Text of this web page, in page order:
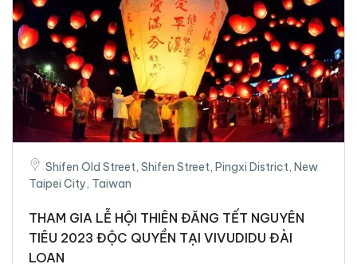
Shifen Old Street, Shifen Street, Pingxi District, New
Taipei City, Taiwan
THAM GIA LỄ HỘI THIÊN ĐĂNG TẾT NGUYÊN
TIÊU 2023 ĐỘC QUYỀN TẠI VIVUDIDU ĐÀI
LOAN